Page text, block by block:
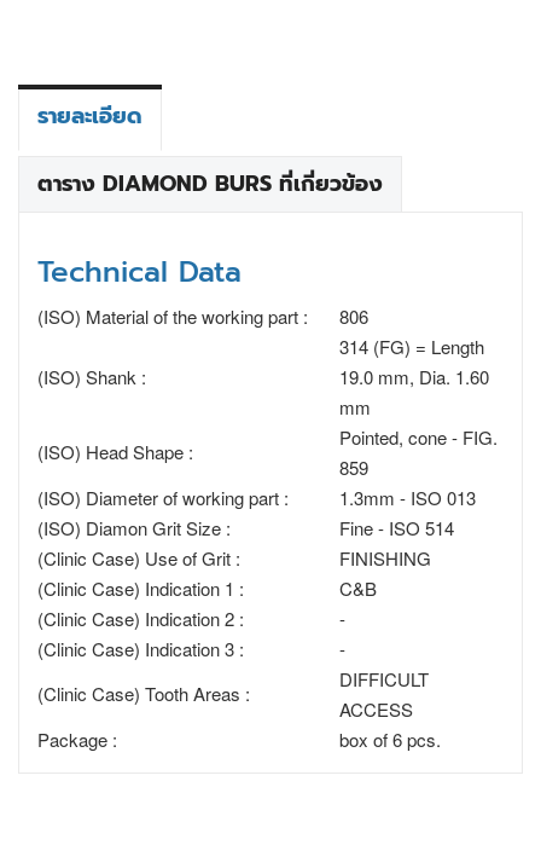
รายละเอียด
ตาราง DIAMOND BURS ที่เกี่ยวข้อง
Technical Data
(ISO) Material of the working part : 806
(ISO) Shank :
314 (FG) = Length
19.0 mm, Dia. 1.60
mm
(ISO) Head Shape :
Pointed, cone - FIG.
859
(ISO) Diameter of working part :
1.3mm - ISO 013
(ISO) Diamon Grit Size :
Fine - ISO 514
(Clinic Case) Use of Grit :
FINISHING
(Clinic Case) Indication 1 :
C&B
(Clinic Case) Indication 2 :
-
(Clinic Case) Indication 3 :
-
(Clinic Case) Tooth Areas :
DIFFICULT
ACCESS
Package :
box of 6 pcs.